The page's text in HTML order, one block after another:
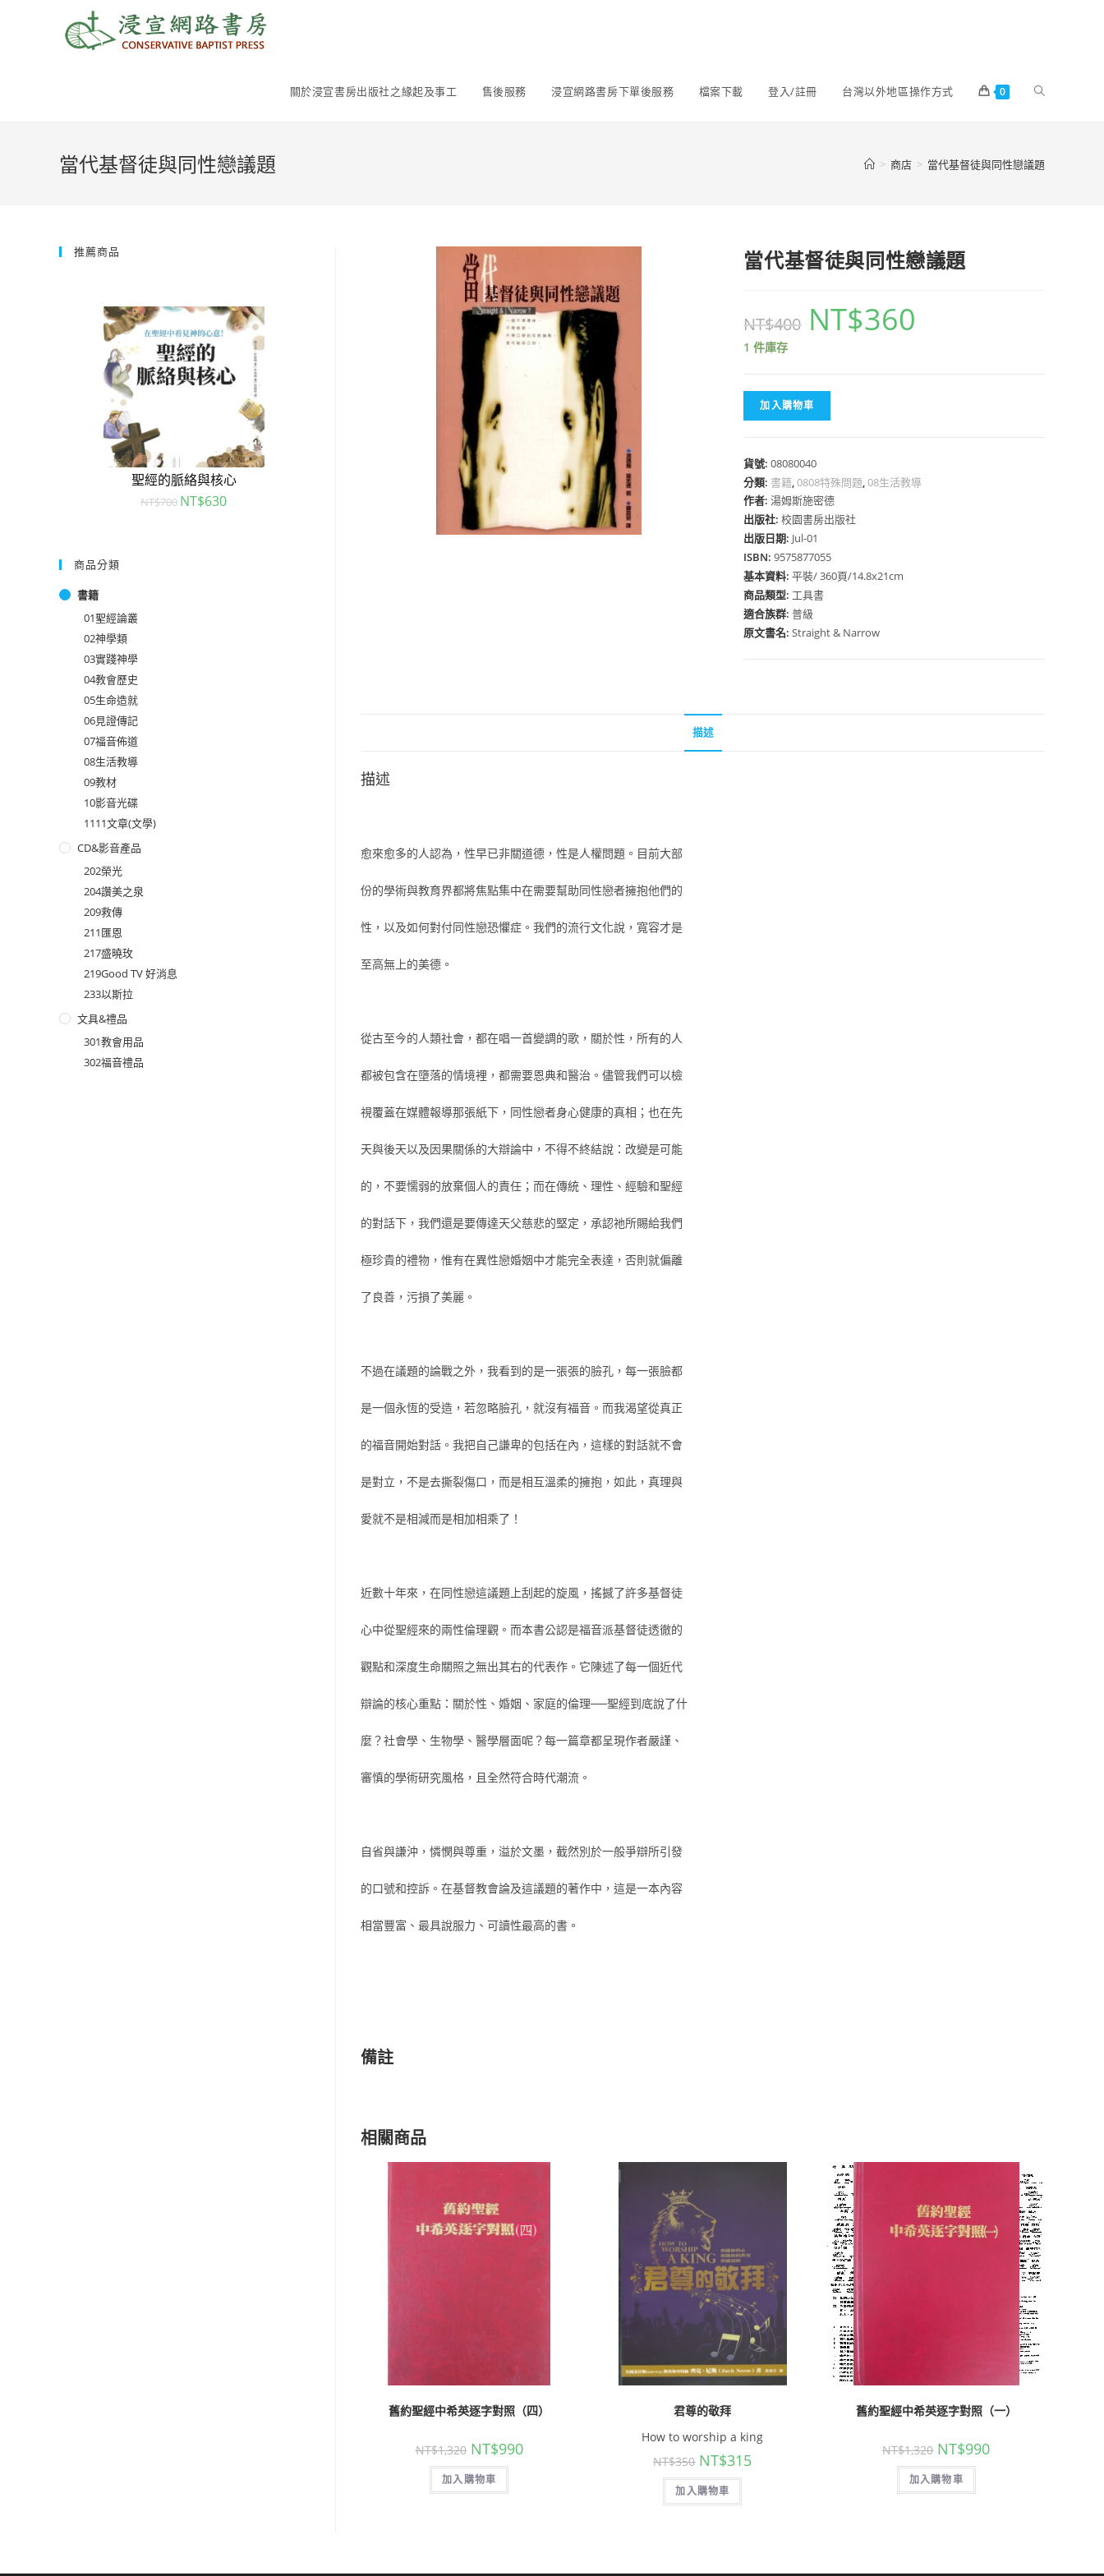
關於浸宣書房出版社之緣起及事工 售後服務 浸宣網路書房下單後服務 檔案下載 登入/註冊 台灣以外地區操作方式 0
當代基督徒與同性戀議題 > 商店 > 當代基督徒與同性戀議題
當代基督徒與同性戀議題
NT$400 NT$360
1 件庫存
加入購物車
貨號:08080040
分類: 書籍,0808特殊問題,08生活教導
作者:湯姆斯施密德
出版社:校園書房出版社
出版日期: Jul-01
ISBN:9575877055
基本資料:平裝/ 360頁/14.8x21cm
商品類型: 工具書
適合族群:普級
原文書名:Straight & Narrow
描述
描述
愈來愈多的人認為，性早已非關道德，性是人權問題。目前大部
份的學術與教育界都將焦點集中在需要幫助同性戀者擁抱他們的
性，以及如何對付同性戀恐懼症。我們的流行文化說，寬容才是
至高無上的美德。
從古至今的人類社會，都在唱一首變調的歌，關於性，所有的人
都被包含在墮落的情境裡，都需要恩典和醫治。儘管我們可以檢
視覆蓋在媒體報導那張紙下，同性戀者身心健康的真相；也在先
天與後天以及因果關係的大辯論中，不得不終結說：改變是可能
的，不要懦弱的放棄個人的責任；而在傳統、理性、經驗和聖經
的對話下，我們還是要傳達天父慈悲的堅定，承認祂所賜給我們
極珍貴的禮物，惟有在異性戀婚姻中才能完全表達，否則就偏離
了良善，污損了美麗。
不過在議題的論戰之外，我看到的是一張張的臉孔，每一張臉都
是一個永恆的受造，若忽略臉孔，就沒有福音。而我渴望從真正
的福音開始對話。我把自己謙卑的包括在內，這樣的對話就不會
是對立，不是去撕裂傷口，而是相互溫柔的擁抱，如此，真理與
愛就不是相減而是相加相乘了！
近數十年來，在同性戀這議題上刮起的旋風，搖撼了許多基督徒
心中從聖經來的兩性倫理觀。而本書公認是福音派基督徒透徹的
觀點和深度生命關照之無出其右的代表作。它陳述了每一個近代
辯論的核心重點：關於性、婚姻、家庭的倫理──聖經到底說了什
麼？社會學、生物學、醫學層面呢？每一篇章都呈現作者嚴謹、
審慎的學術研究風格，且全然符合時代潮流。
自省與謙沖，憐憫與尊重，溢於文墨，截然別於一般爭辯所引發
的口號和控訴。在基督教會論及這議題的著作中，這是一本內容
相當豐富、最具說服力、可讀性最高的書。
備註
相關商品
舊約聖經中希英逐字對照（四）
NT$1,320 NT$990
加入購物車
君尊的敬拜
How to worship a king
NT$350 NT$315
加入購物車
舊約聖經中希英逐字對照（一）
NT$1,320 NT$990
加入購物車
推薦商品
聖經的脈絡與核心
NT$700 NT$630
聖經的脈絡與核心
630
商品分類
書籍
01聖經論叢
02神學類
03實踐神學
04教會歷史
05生命造就
06見證傳記
07福音佈道
08生活教導
09教材
10影音光碟
1111文章(文學)
CD&影音產品
202榮光
204讚美之泉
209救傳
211匯恩
217盛曉玫
219Good TV 好消息
233以斯拉
文具&禮品
301教會用品
302福音禮品